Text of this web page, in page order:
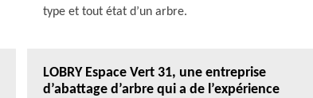
type et tout état d’un arbre.
LOBRY Espace Vert 31, une entreprise
d’abattage d’arbre qui a de l’expérience